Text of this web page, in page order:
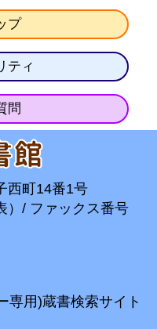
プ
ティ
問
西町14番1号
）/ ファックス番号
専用)蔵書検索サイト